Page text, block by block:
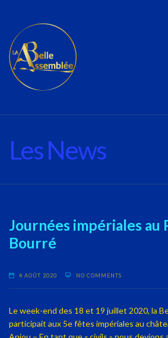
Les News
Journées impériales au
Bourré
4 AOÛT 2020 NO COMMENTS
Le week-end des 18 et 19 juillet 2020, la
participait aux 5e fêtes impériales au